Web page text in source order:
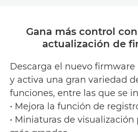
Gana más control
actualización de
Descarga el nuevo firmware
y activa una gran variedad
funciones, entre las que se
• Mejora la función de
• Miniaturas de